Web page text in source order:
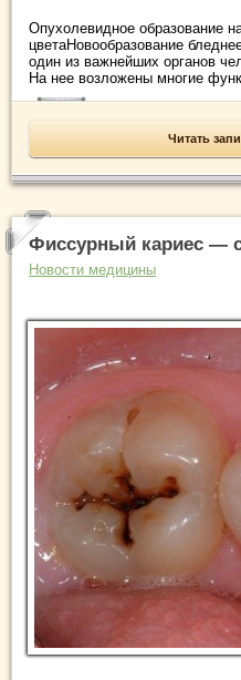
Опухолевидное образование
цветаНовообразование
один из важнейших органов
На нее возложены многие
Читать
Фиссурный кариес —
Новости медицины